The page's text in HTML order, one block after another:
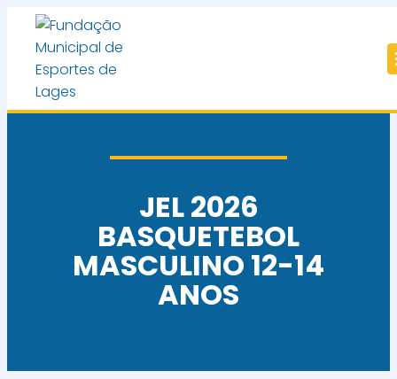
JEL 2026
BASQUETEBOL
MASCULINO 12-14
ANOS